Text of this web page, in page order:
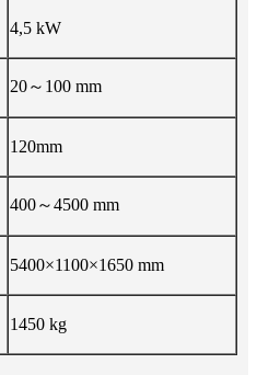
4,5 kW
20～100 mm
120mm
400～4500 mm
5400×1100×1650 mm
1450 kg